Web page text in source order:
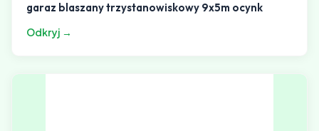
garaz blaszany trzystanowiskowy 9x5m ocynk
Odkryj →